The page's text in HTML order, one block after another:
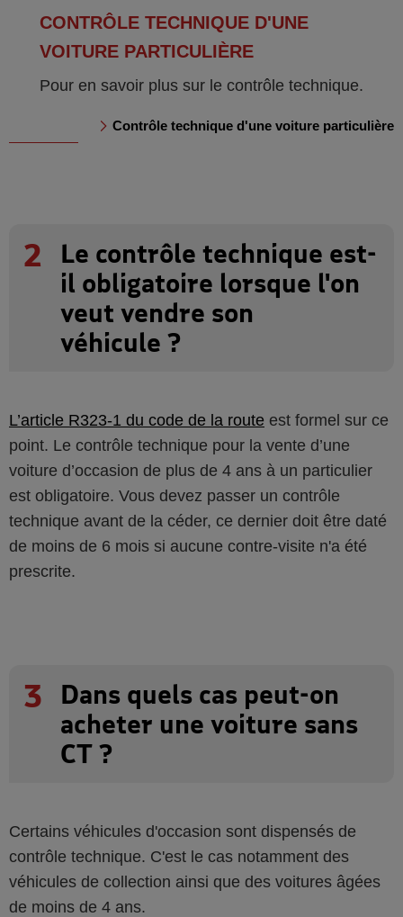
CONTRÔLE TECHNIQUE D'UNE
VOITURE PARTICULIÈRE
Pour en savoir plus sur le contrôle technique.
Contrôle technique d'une voiture particulière
2
Le contrôle technique est-
il obligatoire lorsque l'on
veut vendre son
véhicule ?
L’article R323-1 du code de la route est formel sur ce
point. Le contrôle technique pour la vente d’une
voiture d’occasion de plus de 4 ans à un particulier
est obligatoire. Vous devez passer un contrôle
technique avant de la céder, ce dernier doit être daté
de moins de 6 mois si aucune contre-visite n'a été
prescrite.
3
Dans quels cas peut-on
acheter une voiture sans
CT ?
Certains véhicules d'occasion sont dispensés de
contrôle technique. C'est le cas notamment des
véhicules de collection ainsi que des voitures âgées
de moins de 4 ans.